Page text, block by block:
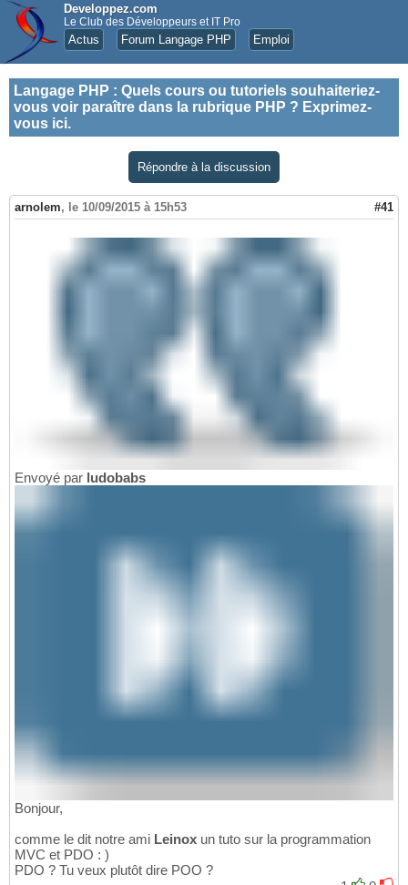
Developpez.com
Le Club des Développeurs et IT Pro
Actus Forum Langage PHP Emploi
Langage PHP : Quels cours ou tutoriels souhaiteriez-
vous voir paraître dans la rubrique PHP ? Exprimez-
vous ici.
Répondre à la discussion
arnolem, le 10/09/2015 à 15h53 #41
Envoyé par ludobabs
Bonjour,
comme le dit notre ami Leinox un tuto sur la programmation
MVC et PDO : )
PDO ? Tu veux plutôt dire POO ?